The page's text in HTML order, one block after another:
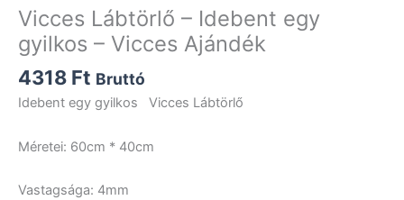
Vicces Lábtörlő – Idebent egy
gyilkos – Vicces Ajándék
4318 Ft Bruttó
Idebent egy gyilkos Vicces Lábtörlő
Méretei: 60cm * 40cm
Vastagsága: 4mm